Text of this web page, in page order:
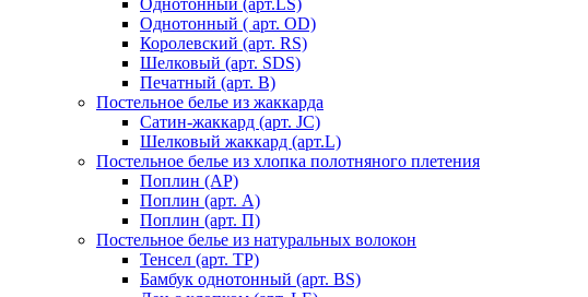
Однотонный (арт.LS)
Однотонный ( арт. OD)
Королевский (арт. RS)
Шелковый (арт. SDS)
Печатный (арт. В)
Постельное белье из жаккарда
Сатин-жаккард (арт. JC)
Шелковый жаккард (арт.L)
Постельное белье из хлопка полотняного плетения
Поплин (AP)
Поплин (арт. А)
Поплин (арт. П)
Постельное белье из натуральных волокон
Тенсел (арт. ТР)
Бамбук однотонный (арт. BS)